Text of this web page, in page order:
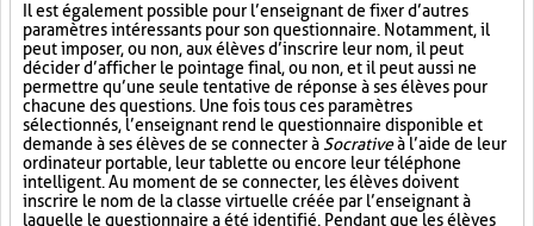
Il est également possible pour l’enseignant de fixer d’autres
paramètres intéressants pour son questionnaire. Notamment, il
peut imposer, ou non, aux élèves d’inscrire leur nom, il peut
décider d’afficher le pointage final, ou non, et il peut aussi ne
permettre qu’une seule tentative de réponse à ses élèves pour
chacune des questions. Une fois tous ces paramètres
sélectionnés, l’enseignant rend le questionnaire disponible et
demande à ses élèves de se connecter à Socrativeà l’aide de leur
ordinateur portable, leur tablette ou encore leur téléphone
intelligent. Au moment de se connecter, les élèves doivent
inscrire le nom de la classe virtuelle créée par l’enseignant à
laquelle le questionnaire a été identifié. Pendant que les élèves